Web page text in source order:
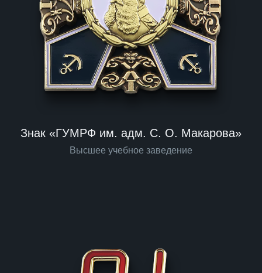
Знак «ГУМРФ им. адм. С. О. Макарова»
Высшее учебное заведение